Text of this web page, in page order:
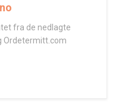
fra de nedlagte
Ordetermitt.com